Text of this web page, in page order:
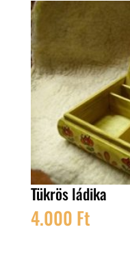
Tükrös ládika
4.000 Ft